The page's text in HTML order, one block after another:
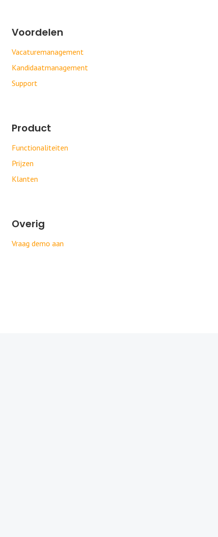
Voordelen
Vacaturemanagement
Kandidaatmanagement
Support
Product
Functionaliteiten
Prijzen
Klanten
Overig
Vraag demo aan